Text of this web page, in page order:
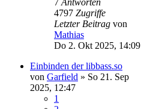
4797 Zugriffe
Letzter Beitrag von
Mathias
Do 2. Okt 2025, 14:09
Einbinden der libbass.so
von Garfield » So 21. Sep
2025, 12:47
1